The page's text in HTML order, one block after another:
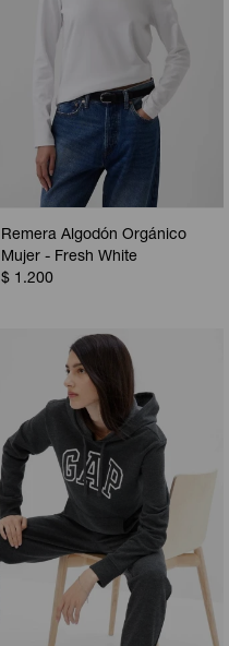
Remera Algodón Orgánico
Mujer - Fresh White
$ 1.200